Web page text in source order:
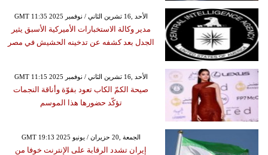
GMT 11:35 2025 الأحد ,16 تشرين الثاني / نوفمبر
مدير وكالة الاستخبارات الأميركية الأسبق يثير
الجدل بعد كشفه عن تدخينه الحشيش في مصر
GMT 11:15 2025 الأحد ,16 تشرين الثاني / نوفمبر
صيحة الكمّ الكاب تعود بقوّة وأناقة النجمات
تؤكّد حضورها هذا الموسم
GMT 19:13 2025 الجمعة ,20 حزيران / يونيو
إيران تشدد الرقابة على الإنترنت خوفا من